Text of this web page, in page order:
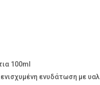
100ml
ενυδάτωση με